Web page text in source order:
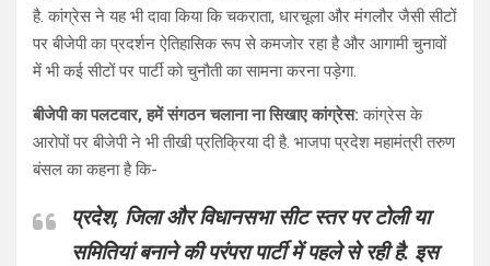
है. कांग्रेस ने यह भी दावा किया कि चकराता, धारचूला और मंगलौर जैसी सीटों
पर बीजेपी का प्रदर्शन ऐतिहासिक रूप से कमजोर रहा है और आगामी चुनावों
में भी कई सीटों पर पार्टी को चुनौती का सामना करना पड़ेगा.
बीजेपी का पलटवार, हमें संगठन चलाना ना सिखाए कांग्रेस: कांग्रेस के
आरोपों पर बीजेपी ने भी तीखी प्रतिक्रिया दी है. भाजपा प्रदेश महामंत्री तरुण
बंसल का कहना है कि-
प्रदेश, जिला और विधानसभा सीट स्तर पर टोली या
समितियां बनाने की परंपरा पार्टी में पहले से रही है. इस